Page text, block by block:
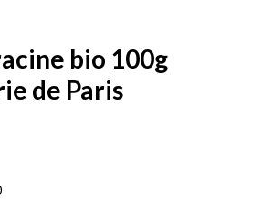
bio 100g
de Paris